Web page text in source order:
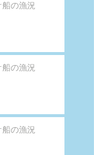
船の漁況
船の漁況
船の漁況